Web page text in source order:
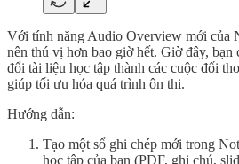
Với tính năng Audio Overview mới của
nên thú vị hơn bao giờ hết. Giờ đây, bạn
đổi tài liệu học tập thành các cuộc đối
giúp tối ưu hóa quá trình ôn thi.
Hướng dẫn:
Tạo một sổ ghi chép mới trong
học tập của bạn (PDF, ghi chú,